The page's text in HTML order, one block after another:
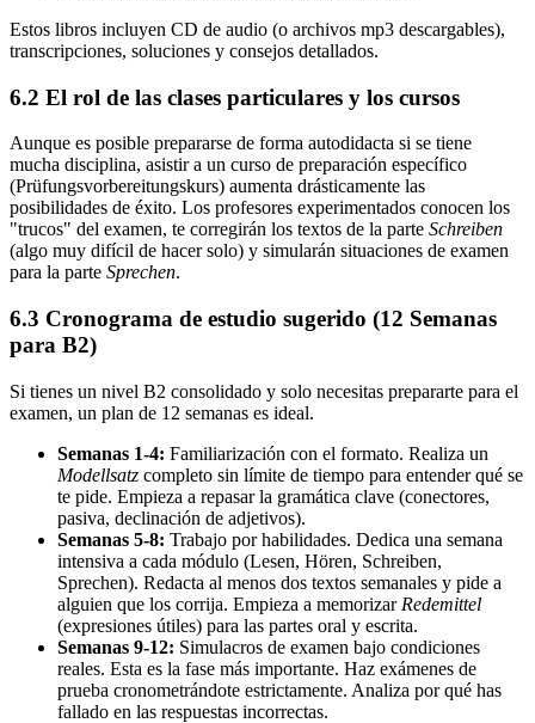
Estos libros incluyen CD de audio (o archivos mp3 descargables),
transcripciones, soluciones y consejos detallados.
6.2 El rol de las clases particulares y los cursos
Aunque es posible prepararse de forma autodidacta si se tiene
mucha disciplina, asistir a un curso de preparación específico
(Prüfungsvorbereitungskurs) aumenta drásticamente las
posibilidades de éxito. Los profesores experimentados conocen los
"trucos" del examen, te corregirán los textos de la parte Schreiben
(algo muy difícil de hacer solo) y simularán situaciones de examen
para la parte Sprechen.
6.3 Cronograma de estudio sugerido (12 Semanas
para B2)
Si tienes un nivel B2 consolidado y solo necesitas prepararte para el
examen, un plan de 12 semanas es ideal.
Semanas 1-4: Familiarización con el formato. Realiza un
Modellsatz completo sin límite de tiempo para entender qué se
te pide. Empieza a repasar la gramática clave (conectores,
pasiva, declinación de adjetivos).
Semanas 5-8: Trabajo por habilidades. Dedica una semana
intensiva a cada módulo (Lesen, Hören, Schreiben,
Sprechen). Redacta al menos dos textos semanales y pide a
alguien que los corrija. Empieza a memorizar Redemittel
(expresiones útiles) para las partes oral y escrita.
Semanas 9-12: Simulacros de examen bajo condiciones
reales. Esta es la fase más importante. Haz exámenes de
prueba cronometrándote estrictamente. Analiza por qué has
fallado en las respuestas incorrectas.